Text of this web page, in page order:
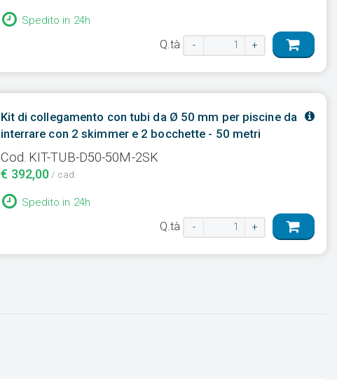
Spedito in 24h
Q.tà - +
Kit di collegamento con tubi da Ø 50 mm per piscine da
interrare con 2 skimmer e 2 bocchette - 50 metri
Cod. KIT-TUB-D50-50M-2SK
€ 392,00 / cad.
Spedito in 24h
Q.tà - +